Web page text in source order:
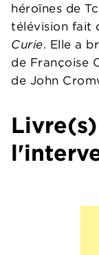
héroïnes de
télévision fait
Curie. Elle a
de Françoise
de John